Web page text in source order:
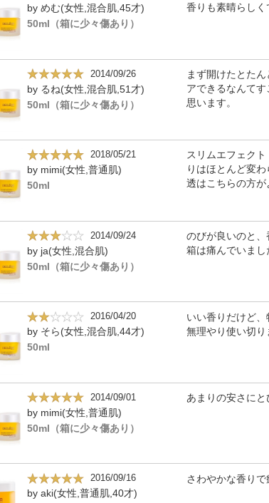
by めむ(女性,混合肌,45才)
50ml（箱に少々傷あり）
香りも素晴らしく
2014/09/26
by るね(女性,混合肌,51才)
50ml（箱に少々傷あり）
まず開けたとた
アできるなんて
思います。
2018/05/21
by mimi(女性,普通肌)
50ml
スリムエフェク
りはほとんど変
透はこちらの方
2014/09/24
by ja(女性,混合肌)
50ml（箱に少々傷あり）
のびが良いのと、
箱は痛んでいまし
2016/04/20
by そら(女性,混合肌,44才)
50ml
いい香りだけど、
無理やり使い切り
2014/09/01
by mimi(女性,普通肌)
50ml（箱に少々傷あり）
あまりの安さに
2016/09/16
by aki(女性,普通肌,40才)
さわやかな香りで